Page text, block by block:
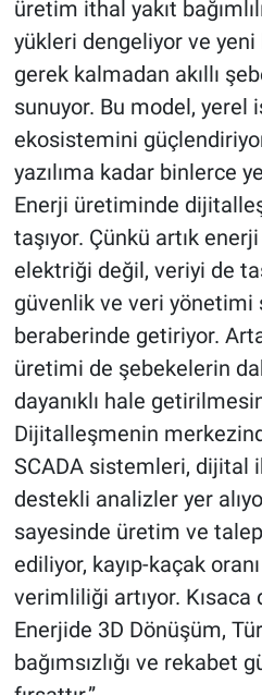
üretim ithal yakıt
yükleri dengeliyor ve yeni
gerek kalmadan akıllı
sunuyor. Bu model, yerel
ekosistemini
yazılıma kadar binlerce
Enerji üretiminde
taşıyor. Çünkü artık
elektriği değil, veriyi de
güvenlik ve veri yönetimi
beraberinde getiriyor.
üretimi de şebekelerin
dayanıklı hale
Dijitalleşmenin
SCADA sistemleri, dijital
destekli analizler yer
sayesinde üretim ve
ediliyor, kayıp-kaçak
verimliliği artıyor.
Enerjide 3D Dönüşüm,
bağımsızlığı ve rekabet